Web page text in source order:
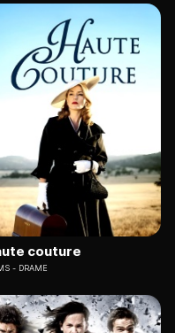
couture
DRAME